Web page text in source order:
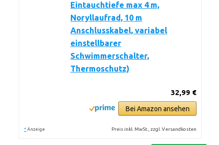
Eintauchtiefe max 4 m,
Noryllaufrad, 10 m
Anschlusskabel, variabel
einstellbarer
Schwimmerschalter,
Thermoschutz)
32,99 €
Bei Amazon ansehen
* Anzeige Preis inkl. MwSt., zzgl. Versandkosten